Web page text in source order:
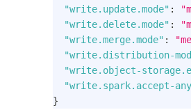
"write.update.mode" :
"write.delete.mode" :
"write.merge.mode" :
"write.distribution-
"write.object-
"write.spark.accept-
}